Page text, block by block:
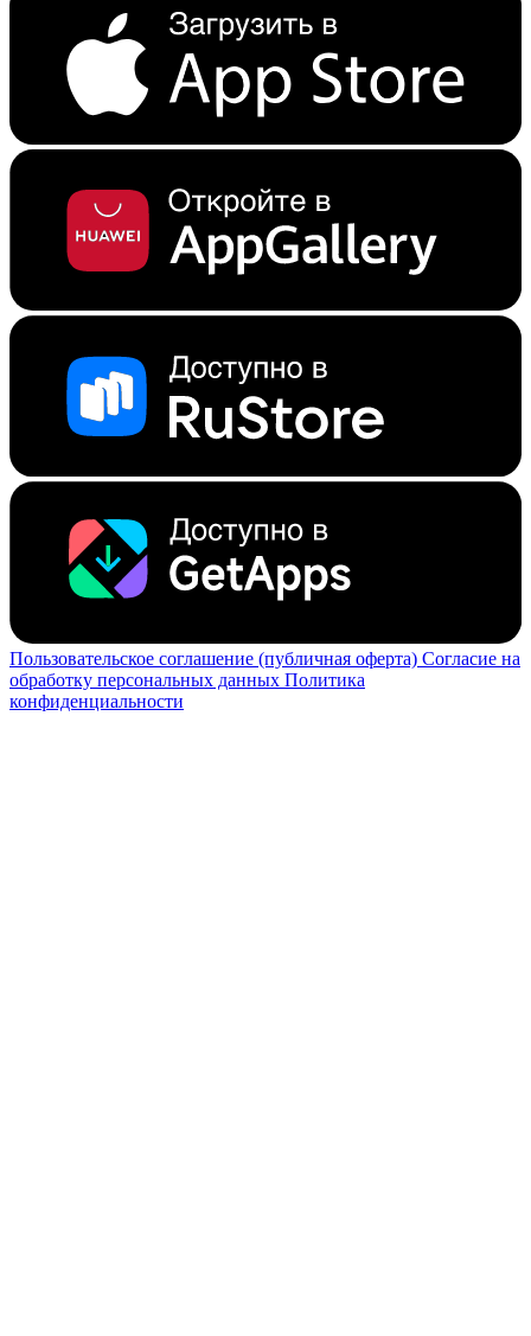
Пользовательское соглашение (публичная оферта) Согласие на
обработку персональных данных Политика
конфиденциальности